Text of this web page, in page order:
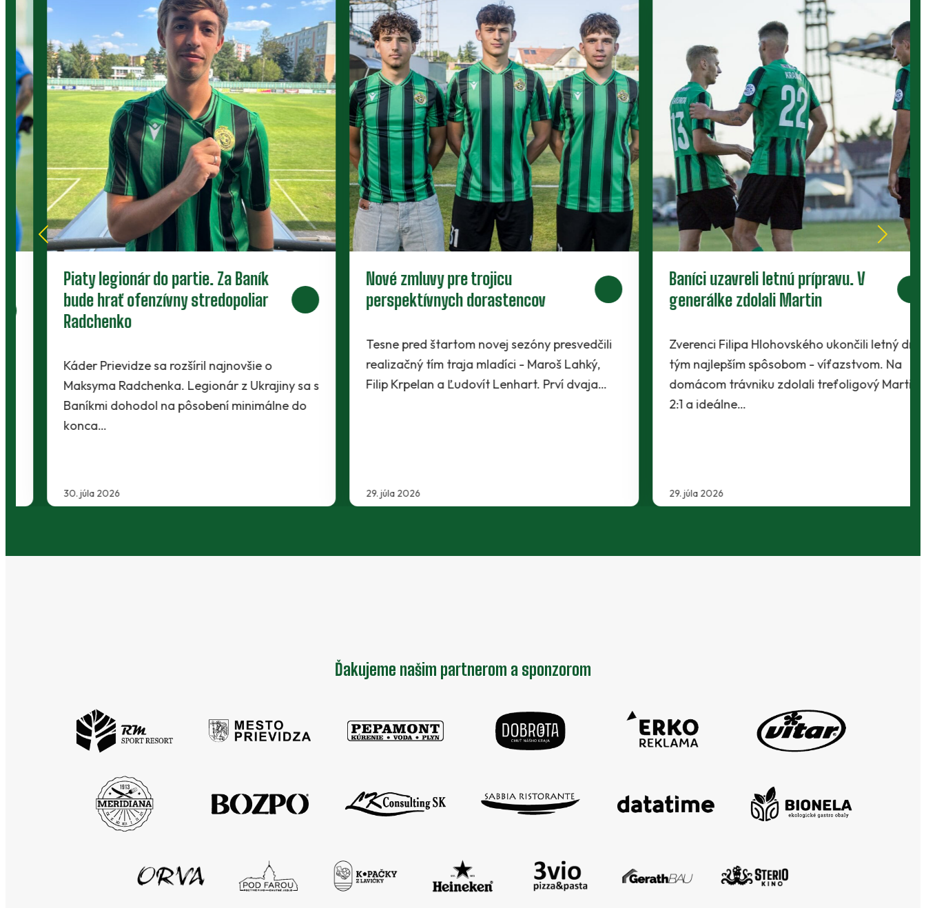
Piaty legionár do partie. Za Baník
bude hrať ofenzívny stredopoliar
Radchenko
30. júla 2026
Káder Prievidze sa rozšíril najnovšie o
Maksyma Radchenka. Legionár z Ukrajiny sa s
Baníkmi dohodol na pôsobení minimálne do
konca…
Nové zmluvy pre trojicu
perspektívnych dorastencov
29. júla 2026
Tesne pred štartom novej sezóny presvedčili
realizačný tím traja mladíci - Maroš Lahký,
Filip Krpelan a Ľudovít Lenhart. Prví dvaja…
Baníci uzavreli letnú prípravu. V
generálke zdolali Martin
29. júla 2026
Zverenci Filipa Hlohovského ukončili letný dril
tým najlepším spôsobom - víťazstvom. Na
domácom trávniku zdolali treťoligový Martin
2:1 a ideálne…
Ďakujeme našim partnerom a sponzorom